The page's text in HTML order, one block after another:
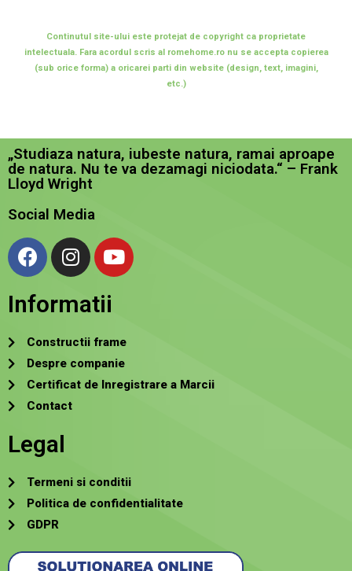
Continutul site-ului este protejat de copyright ca proprietate
intelectuala. Fara acordul scris al romehome.ro nu se accepta copierea
(sub orice forma) a oricarei parti din website (design, text, imagini,
etc.)
„Studiaza natura, iubeste natura, ramai aproape
de natura. Nu te va dezamagi niciodata.“ – Frank
Lloyd Wright
Social Media
Informatii
Constructii frame
Despre companie
Certificat de Inregistrare a Marcii
Contact
Legal
Termeni si conditii
Politica de confidentialitate
GDPR